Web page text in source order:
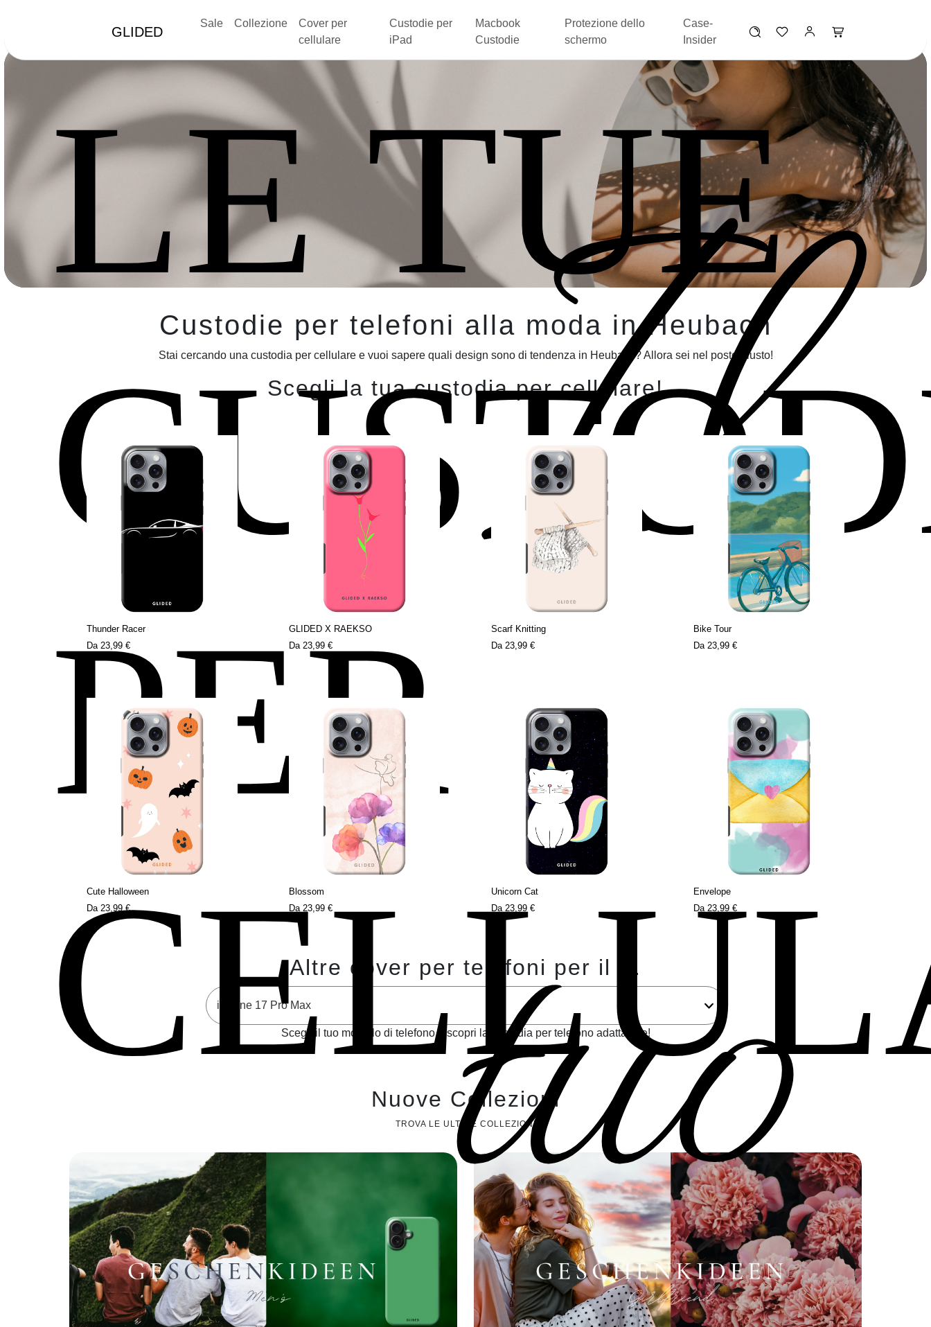
GLIDED
Sale Collezione
Cover per
cellulare
Custodie per
iPad
Macbook
Custodie
Protezione dello
schermo
Case-
Insider
LE TUE
PER
Il
tuo
Custodie per telefoni alla moda in Heubach
Stai cercando una custodia per cellulare e vuoi sapere quali design sono di tendenza in Heubach? Allora sei nel posto giusto!
Scegli la tua custodia per cellulare!
Thunder Racer
Da 23,99 €
GLIDED X RAEKSO
Da 23,99 €
Scarf Knitting
Da 23,99 €
Bike Tour
Da 23,99 €
Cute Halloween
Da 23,99 €
Blossom
Da 23,99 €
Unicorn Cat
Da 23,99 €
Envelope
Da 23,99 €
Altre cover per telefoni per il ...
Scegli il tuo modello di telefono e scopri la custodia per telefono adatta a te!
Nuove Collezioni
TROVA LE ULTIME COLLEZIONI